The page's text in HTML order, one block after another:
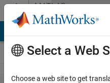
Skip to contentMATLAB
Answers
Select a Web
Choose a web site to get